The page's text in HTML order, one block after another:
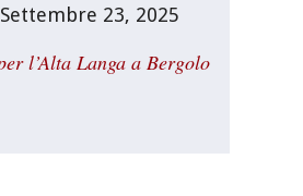
Settembre 23, 2025
l’Alta Langa a Bergolo